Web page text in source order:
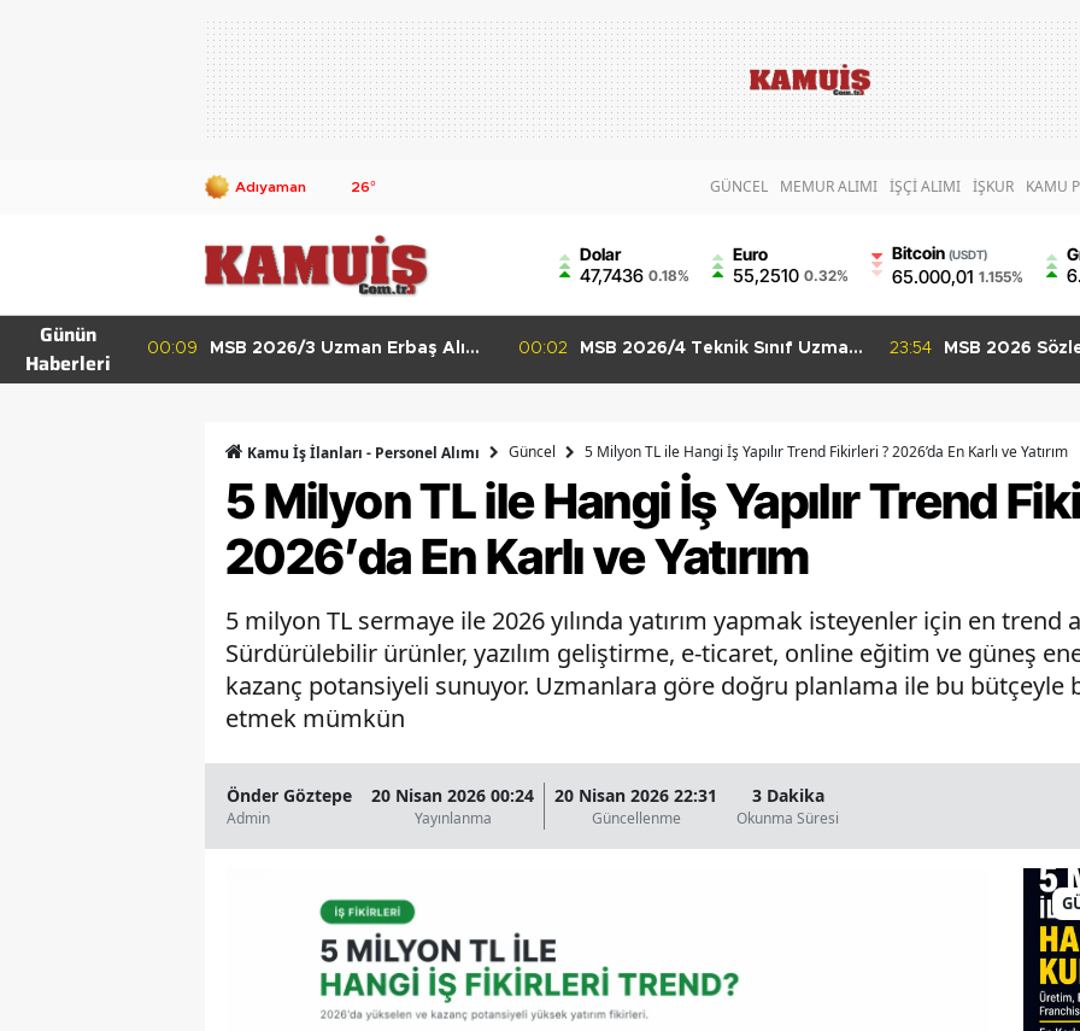
26° GÜNCEL MEMUR ALIMI İŞÇİ ALIMI İŞKUR KAMU
Dolar
47,7436 0.18%
Euro
55,2510 0.32%
Bitcoin (USDT)
65.000,01 1.155%
Günün
Haberleri
HKK
00:02
MSB 2026/4 Teknik Sınıf Uzman
23:54
MSB 2026 Sözleşmeli Er ve
01:36
GSB 550
Kamu İş İlanları - Personel Alımı Güncel 5 Milyon TL ile Hangi İş Yapılır Trend Fikirleri ? 2026’da En Karlı ve Yatırım
5 Milyon TL ile Hangi İş Yapılır Trend
2026’da En Karlı ve Yatırım
5 milyon TL sermaye ile 2026 yılında yatırım yapmak isteyenler için en trend
Sürdürülebilir ürünler, yazılım geliştirme, e-ticaret, online eğitim ve güneş
kazanç potansiyeli sunuyor. Uzmanlara göre doğru planlama ile bu bütçeyle
etmek mümkün
Önder Göztepe
Admin
20 Nisan 2026 00:24
Yayınlanma
20 Nisan 2026 22:31
Güncellenme
3 Dakika
Okunma Süresi